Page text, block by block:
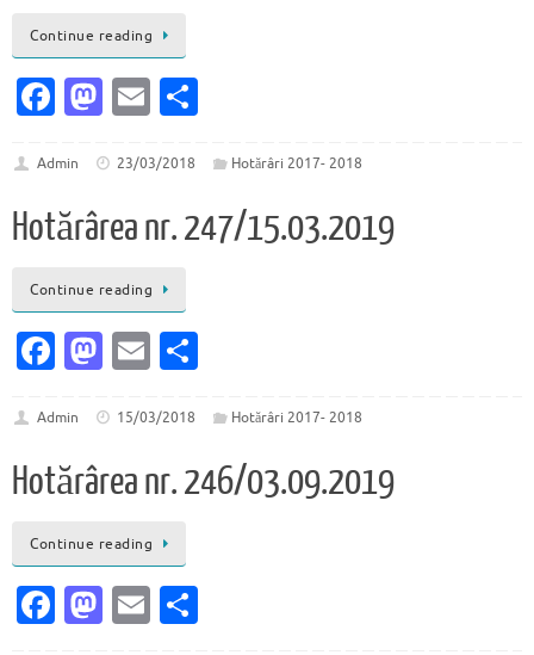
o
k
n
Continue reading
Fa
e
b
o
o
k
M
to
d
o
n
E
ai
l
ta
je
az
Admin 23/03/2018 Hotărâri 2017- 2018
Hotărârea nr. 247/15.03.2019
Continue reading
Fa
e
b
o
o
k
M
to
d
o
n
E
ai
l
ta
je
az
Admin 15/03/2018 Hotărâri 2017- 2018
Hotărârea nr. 246/03.09.2019
Continue reading
Fa M E